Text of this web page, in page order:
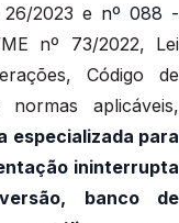
26/2023 e nº 088 -
nº 73/2022, Lei
Código de
aplicáveis,
especializada para
ininterrupta
banco de